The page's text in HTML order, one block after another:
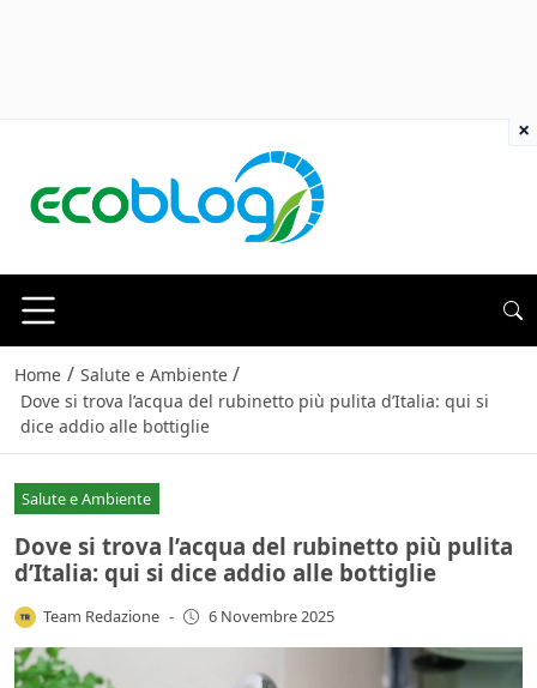
Home / Salute e Ambiente /
Dove si trova l’acqua del rubinetto più pulita d’Italia: qui si
dice addio alle bottiglie
Salute e Ambiente
Dove si trova l’acqua del rubinetto più pulita
d’Italia: qui si dice addio alle bottiglie
Team Redazione - 6 Novembre 2025
×